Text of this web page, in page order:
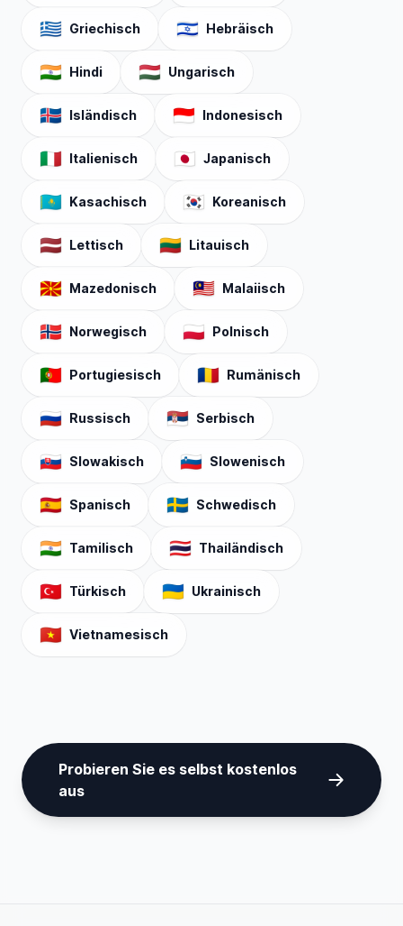
🇬🇷 Griechisch 🇮🇱 Hebräisch
🇮🇳 Hindi 🇭🇺 Ungarisch
🇮🇸 Isländisch 🇮🇩 Indonesisch
🇮🇹 Italienisch 🇯🇵 Japanisch
🇰🇿 Kasachisch 🇰🇷 Koreanisch
🇱🇻 Lettisch 🇱🇹 Litauisch
🇲🇰 Mazedonisch 🇲🇾 Malaiisch
🇳🇴 Norwegisch 🇵🇱 Polnisch
🇵🇹 Portugiesisch 🇷🇴 Rumänisch
🇷🇺 Russisch 🇷🇸 Serbisch
🇸🇰 Slowakisch 🇸🇮 Slowenisch
🇪🇸 Spanisch 🇸🇪 Schwedisch
🇮🇳 Tamilisch 🇹🇭 Thailändisch
🇹🇷 Türkisch 🇺🇦 Ukrainisch
🇻🇳 Vietnamesisch
Probieren Sie es selbst kostenlos
aus